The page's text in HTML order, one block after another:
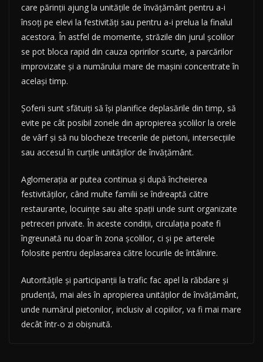
care părinții ajung la unitățile de învățământ pentru a-i
însoți pe elevi la festivități sau pentru a-i prelua la finalul
acestora. În astfel de momente, străzile din jurul școlilor
se pot bloca rapid din cauza opririlor scurte, a parcărilor
improvizate și a numărului mare de mașini concentrate în
același timp.
Șoferii sunt sfătuiți să își planifice deplasările din timp, să
evite pe cât posibil zonele din apropierea școlilor la orele
de vârf și să nu blocheze trecerile de pietoni, intersecțiile
sau accesul în curțile unităților de învățământ.
Aglomerația ar putea continua și după încheierea
festivităților, când multe familii se îndreaptă către
restaurante, locuințe sau alte spații unde sunt organizate
petreceri private. În aceste condiții, circulația poate fi
îngreunată nu doar în zona școlilor, ci și pe arterele
folosite pentru deplasarea către locurile de întâlnire.
Autoritățile și participanții la trafic fac apel la răbdare și
prudență, mai ales în apropierea unităților de învățământ,
unde numărul pietonilor, inclusiv al copiilor, va fi mai mare
decât într-o zi obișnuită.